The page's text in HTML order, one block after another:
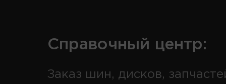
Справочный центр:
Заказ шин, дисков,